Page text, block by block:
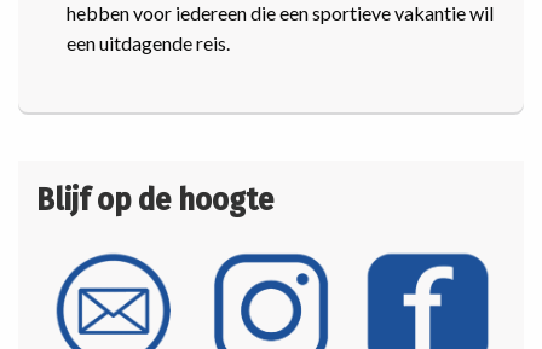
hebben voor iedereen die een sportieve vakantie wil
een uitdagende reis.
Blijf op de hoogte